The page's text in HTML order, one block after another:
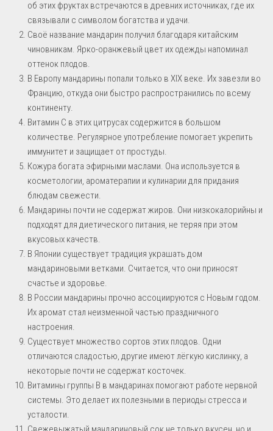
об этих фруктах встречаются в древних источниках, где их
связывали с символом богатства и удачи.
Своё название мандарин получил благодаря китайским
чиновникам. Ярко-оранжевый цвет их одежды напоминал
оттенок плодов.
В Европу мандарины попали только в XIX веке. Их завезли во
Францию, откуда они быстро распространились по всему
континенту.
Витамин С в этих цитрусах содержится в большом
количестве. Регулярное употребление помогает укрепить
иммунитет и защищает от простуды.
Кожура богата эфирными маслами. Она используется в
косметологии, ароматерапии и кулинарии для придания
блюдам свежести.
Мандарины почти не содержат жиров. Они низкокалорийны и
подходят для диетического питания, не теряя при этом
вкусовых качеств.
В Японии существует традиция украшать дом
мандариновыми ветками. Считается, что они приносят
счастье и здоровье.
В России мандарины прочно ассоциируются с Новым годом.
Их аромат стал неизменной частью праздничного
настроения.
Существует множество сортов этих плодов. Одни
отличаются сладостью, другие имеют лёгкую кислинку, а
некоторые почти не содержат косточек.
Витамины группы В в мандаринах помогают работе нервной
системы. Это делает их полезными в периоды стресса и
усталости.